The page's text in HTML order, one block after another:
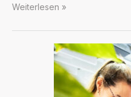
Kein
für
Weiterlesen »